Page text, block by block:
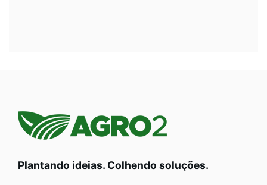
Plantando ideias. Colhendo soluções.